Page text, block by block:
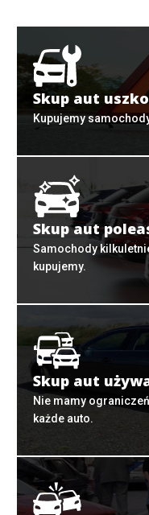
Skup aut
Kupujemy
Skup aut
Samochody
kupujemy.
Skup aut
Nie mamy
każde auto.